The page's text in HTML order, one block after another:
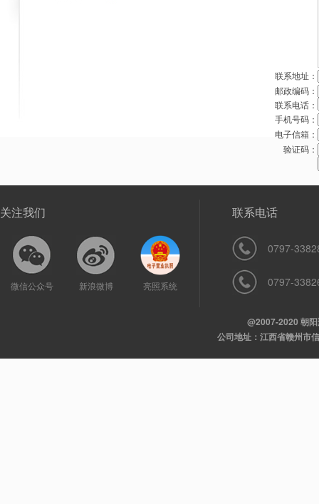
联系地址：
邮政编码：
联系电话：
手机号码：
电子信箱：
验证码：
关注我们
微信公众号 新浪微博 亮照系统
联系电话
0797-
0797-
@2007-2020 朝
公司地址：江西省赣州市